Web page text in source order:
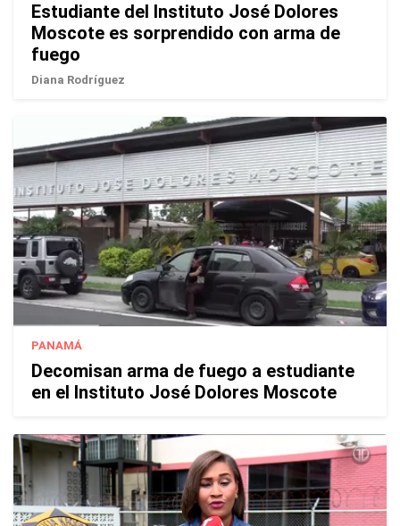
Estudiante del Instituto José Dolores
Moscote es sorprendido con arma de
fuego
Diana Rodríguez
PANAMÁ
Decomisan arma de fuego a estudiante
en el Instituto José Dolores Moscote